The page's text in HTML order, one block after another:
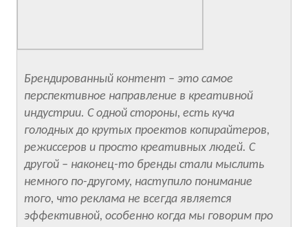
Брендированный контент – это самое
перспективное направление в креативной
индустрии. С одной стороны, есть куча
голодных до крутых проектов копирайтеров,
режиссеров и просто креативных людей. С
другой – наконец-то бренды стали мыслить
немного по-другому, наступило понимание
того, что реклама не всегда является
эффективной, особенно когда мы говорим про